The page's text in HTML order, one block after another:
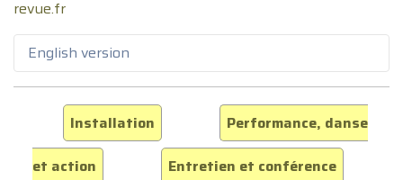
revue.fr
English version
Installation
Performance, danse
et action
Entretien et conférence